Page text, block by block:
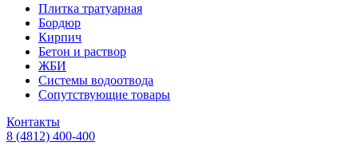
Плитка тратуарная
Бордюр
Кирпич
Бетон и раствор
ЖБИ
Системы водоотвода
Сопутствующие товары
Контакты
8 (4812) 400-400